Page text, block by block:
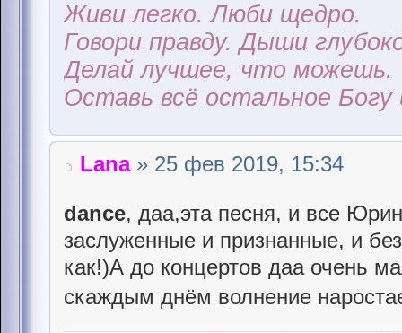
Живи легко. Люби щедро.
Говори правду. Дыши
Делай лучшее, что можешь.
Оставь всё остальное Богу
Lana» 25 фев 2019, 15:34
dance, даа,эта песня, и все
заслуженные и признанные, и
как!)А до концертов даа очень
скаждым днём волнение